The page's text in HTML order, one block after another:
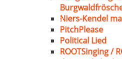
Niers-Kendel
PitchPlease
Political Lied
ROOTSinging /